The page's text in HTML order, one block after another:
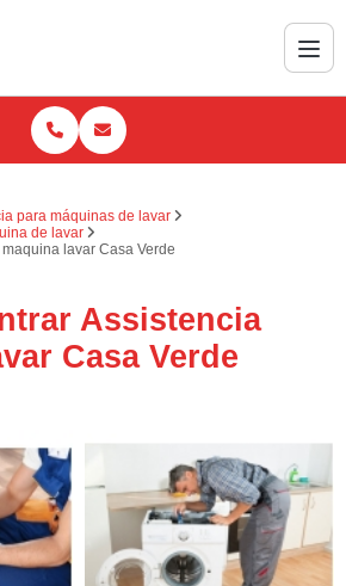
para máquinas de lavar
de lavar
lavar Casa Verde
Assistencia
Casa Verde